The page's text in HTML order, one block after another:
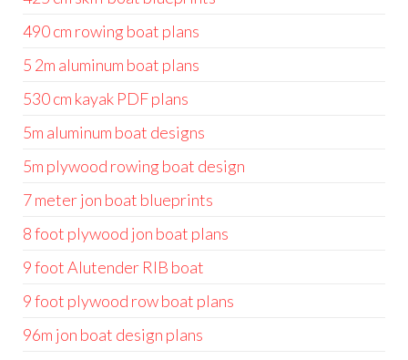
490 cm rowing boat plans
5 2m aluminum boat plans
530 cm kayak PDF plans
5m aluminum boat designs
5m plywood rowing boat design
7 meter jon boat blueprints
8 foot plywood jon boat plans
9 foot Alutender RIB boat
9 foot plywood row boat plans
96m jon boat design plans